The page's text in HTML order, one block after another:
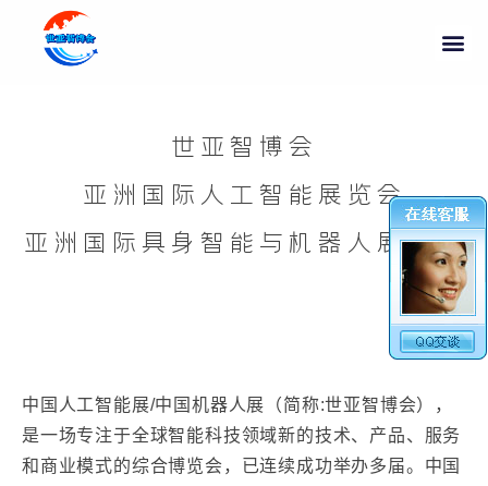
世亚智博会
亚洲国际人工智能展览会
亚洲国际具身智能与机器人展览会
中国人工智能展/中国机器人展（简称:世亚智博会），
是一场专注于全球智能科技领域新的技术、产品、服务
和商业模式的综合博览会，已连续成功举办多届。中国